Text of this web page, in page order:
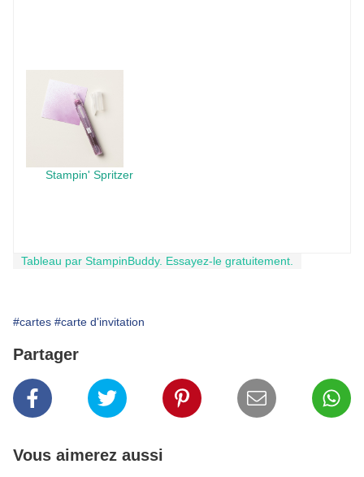
Stampin' Spritzer
Tableau par StampinBuddy. Essayez-le gratuitement.
#cartes #carte d'invitation
Partager
Vous aimerez aussi